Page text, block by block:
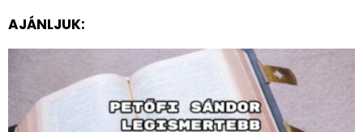
AJÁNLJUK: